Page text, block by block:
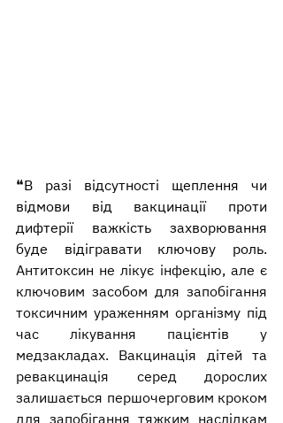
❝В разі відсутності щеплення чи
відмови від вакцинації проти
дифтерії важкість захворювання
Антитоксин не лікує інфекцію, але є
ключовим засобом для запобігання
токсичним ураженням організму під
час лікування пацієнтів у
медзакладах. Вакцинація дітей та
ревакцинація серед дорослих
залишається першочерговим кроком
для запобігання тяжким наслідкам